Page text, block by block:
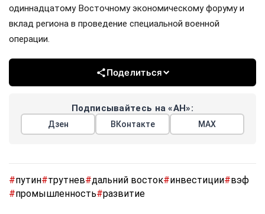
одиннадцатому Восточному экономическому форуму и
вклад региона в проведение специальной военной
операции.
Поделиться
Подписывайтесь на «АН»:
Дзен ВКонтакте МАХ
#путин#трутнев#дальний восток#инвестиции#вэф
#промышленность#развитие